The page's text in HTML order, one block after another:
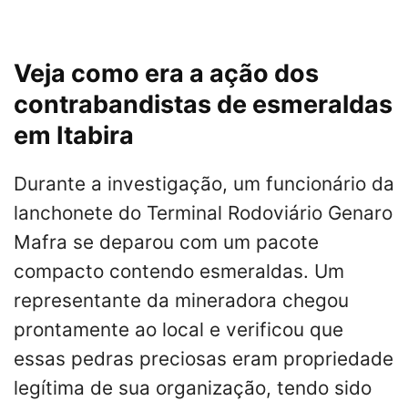
Veja como era a ação dos
contrabandistas de esmeraldas
em Itabira
Durante a investigação, um funcionário da
lanchonete do Terminal Rodoviário Genaro
Mafra se deparou com um pacote
compacto contendo esmeraldas. Um
representante da mineradora chegou
prontamente ao local e verificou que
essas pedras preciosas eram propriedade
legítima de sua organização, tendo sido